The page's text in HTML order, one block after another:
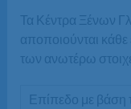
Τα Κέντρα Ξένων
αποποιούνται
των ανωτέρω